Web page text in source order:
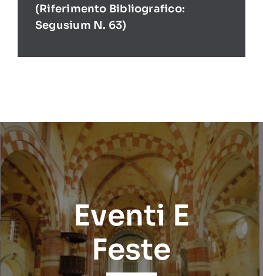
(Riferimento Bibliografico:
Segusium N. 63)
Eventi E
Feste